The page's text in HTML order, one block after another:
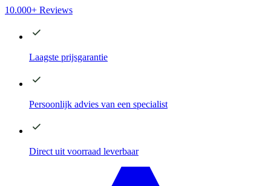
10.000+ Reviews
Laagste prijsgarantie
Persoonlijk advies van een specialist
Direct uit voorraad leverbaar